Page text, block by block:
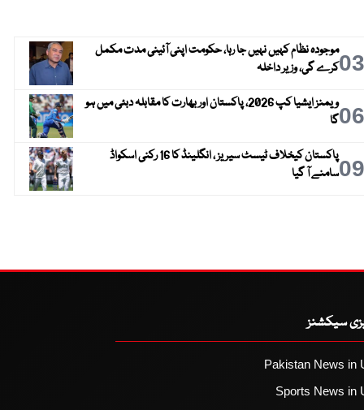
03موجودہ نظام کہیں نہیں جا رہا، حکومت اپنی آئینی مدت مکمل
کرے گی، وزیر داخلہ
06
ویمنز ایشیا کپ 2026، پاکستان اور بھارت کا مقابلہ دبئی میں ہو
گا
09
پاکستان کیخلاف ٹیسٹ سیریز ، انگلینڈ کا 16 رکنی اسکواڈ
سامنے آ گیا
سیکشنز
Pakistan News in
Sports News in